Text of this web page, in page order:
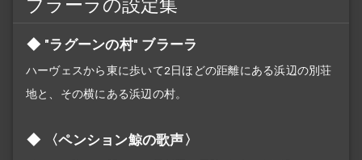
ブラーラの設定集
"ラグーンの村" ブラーラ
ハーヴェスから東に歩いて2日ほどの距離にある浜辺の別荘
地と、その横にある浜辺の村。
〈ペンション鯨の歌声〉